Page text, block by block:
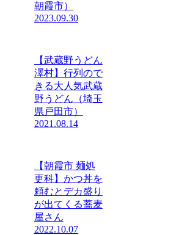
朝霞市）
2023.09.30
【武蔵野うどん
澤村】行列ので
きる大人気武蔵
野うどん（埼玉
県戸田市）
2021.08.14
【朝霞市 麺処
更科】かつ丼を
頼むとデカ盛り
が出てくる蕎麦
屋さん
2022.10.07